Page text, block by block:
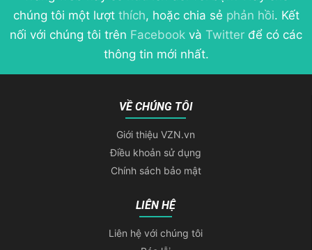
chúng tôi một lượt thích, hoặc chia sẻ phản hồi. Kết
nối với chúng tôi trên Facebook và Twitter để có các
thông tin mới nhất.
VỀ CHÚNG TÔI
Giới thiệu VZN.vn
Điều khoản sử dụng
Chính sách bảo mật
LIÊN HỆ
Liên hệ với chúng tôi